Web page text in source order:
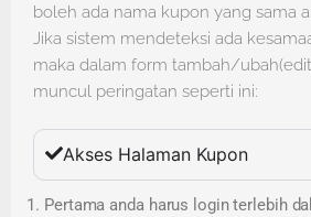
boleh ada nama kupon yang sama
Jika sistem mendeteksi ada
maka dalam form tambah/
muncul peringatan seperti ini:
Akses Halaman Kupon
Pertama anda harus login terlebih